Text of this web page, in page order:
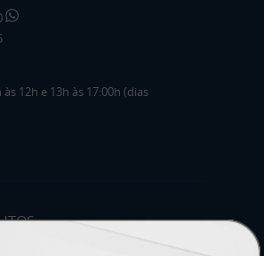
12h e 13h às 17:00h (dias